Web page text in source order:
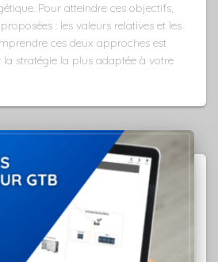
Pour atteindre ces objectifs,
: les valeurs relatives et les
ces deux approches est
la stratégie la plus adaptée à votre